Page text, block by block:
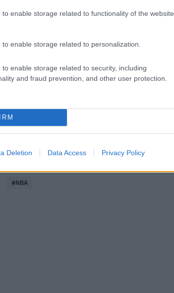
to enable storage related to functionality of the website
enable storage related to personalization.
enable storage related to security, including
and fraud prevention, and other user protection.
Deletion Data Access Privacy Policy
Google-találatokban!
#NBA